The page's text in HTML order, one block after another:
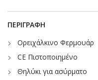
ΠΕΡΙΓΡΑΦΉ
Ορειχάλκινο Φερμουάρ
CE Πιστοποιημένο
Θηλύκι για ασύρματο